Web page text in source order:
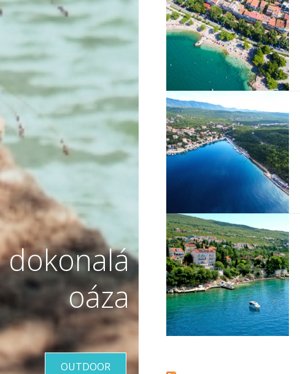
VIŠE INFORMACIJA
VIŠE INFORMACIJA
VIŠE INFORMACIJA
dokonalá
oáza
OUTDOOR